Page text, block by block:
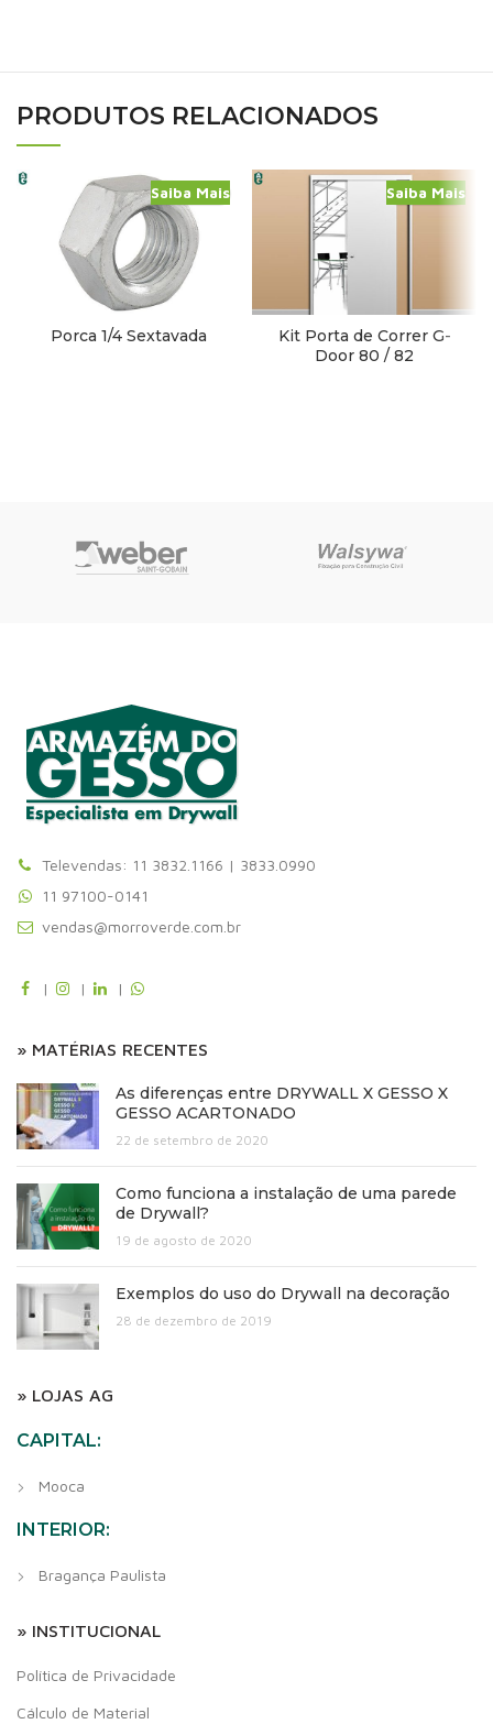
PRODUTOS RELACIONADOS
Porca 1/4 Sextavada
Saiba Mais
Kit Porta de Correr G-
Door 80 / 82
Saiba Mais
Televendas: 11 3832.1166 | 3833.0990
11 97100-0141
vendas@morroverde.com.br
| | |
» MATÉRIAS RECENTES
As diferenças entre DRYWALL X GESSO X
GESSO ACARTONADO
22 de setembro de 2020
Como funciona a instalação de uma parede
de Drywall?
19 de agosto de 2020
Exemplos do uso do Drywall na decoração
28 de dezembro de 2019
» LOJAS AG
CAPITAL:
Mooca
INTERIOR:
Bragança Paulista
» INSTITUCIONAL
Política de Privacidade
Cálculo de Material